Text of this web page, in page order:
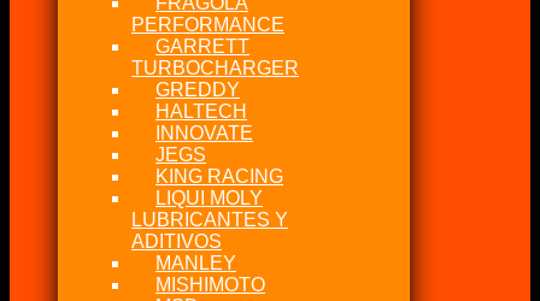
PERFORMANCE
GARRETT
TURBOCHARGER
GREDDY
HALTECH
INNOVATE
JEGS
KING RACING
LIQUI MOLY
LUBRICANTES Y
ADITIVOS
MANLEY
MISHIMOTO